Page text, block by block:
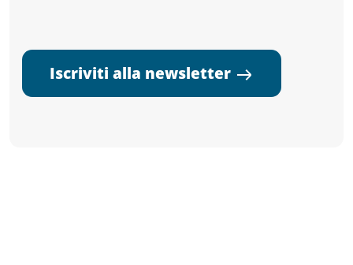
Iscriviti alla newsletter